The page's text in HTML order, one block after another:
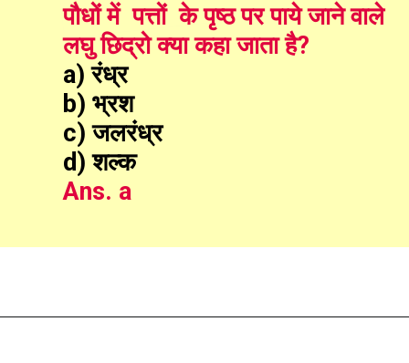
पौधों में  पत्तों  के पृष्ठ पर पाये जाने वाले
लघु छिद्रो क्या कहा जाता है?
a) रंध्र
b) भ्रश
c) जलरंध्र
d) शल्क
Ans. a